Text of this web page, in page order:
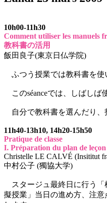
10h00-11h30
Comment utiliser les manuels
教科書の活用
飯田良子(東京日仏学院)
ふつう授業では教科書を使
このséanceでは、しばしば
自分で教科書を選んだり、
11h40-13h10, 14h20-15h50
Pratique de classe
I. Préparation du plan de leçon
Christelle LE CALVÉ (Insititut
中村公子 (獨協大学)
スタージュ最終日に行う「
擬授業」当日の進め方、注